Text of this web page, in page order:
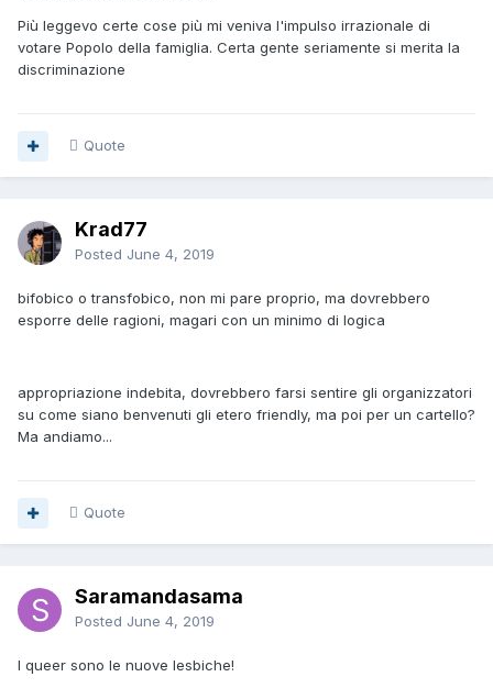
Più leggevo certe cose più mi veniva l'impulso irrazionale di
votare Popolo della famiglia. Certa gente seriamente si merita la
discriminazione
Quote
Krad77
Posted June 4, 2019
bifobico o transfobico, non mi pare proprio, ma dovrebbero
esporre delle ragioni, magari con un minimo di logica
appropriazione indebita, dovrebbero farsi sentire gli organizzatori
su come siano benvenuti gli etero friendly, ma poi per un cartello?
Ma andiamo...
Quote
Saramandasama
Posted June 4, 2019
I queer sono le nuove lesbiche!